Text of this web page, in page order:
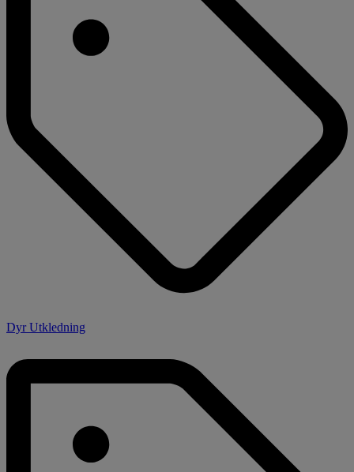
Dyr Utkledning